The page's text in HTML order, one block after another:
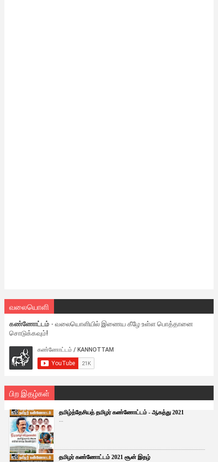
வலையொளி
கண்ணோட்டம் - வலையொளியில் இணைய கீழே உள்ள பொத்தானை
சொடுக்கவும்!
பிற இதழ்கள்
தமிழ்த்தேசியத் தமிழர் கண்ணோட்டம் - ஆகத்து 2021
தமிழர் கண்ணோட்டம் 2021 சூன் இதழ்